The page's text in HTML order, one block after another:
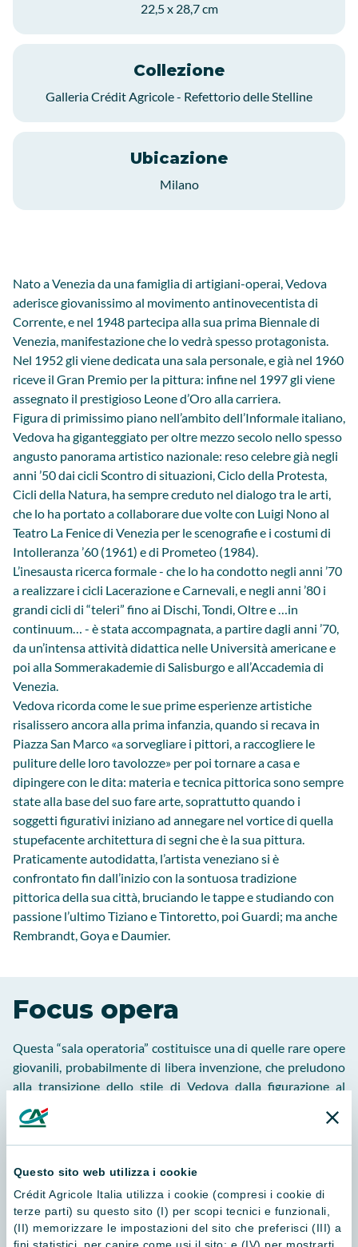
Questo sito web utilizza i cookie
Crédit Agricole Italia utilizza i cookie (compresi i cookie di
terze parti) su questo sito (I) per scopi tecnici e funzionali,
(II) memorizzare le impostazioni del sito che preferisci (III) a
fini statistici, per capire come usi il sito; e (IV) per mostrarti
22,5 x 28,7 cm
Collezione
Galleria Crédit Agricole - Refettorio delle Stelline
Ubicazione
Milano
Nato a Venezia da una famiglia di artigiani-operai, Vedova
aderisce giovanissimo al movimento antinovecentista di
Corrente, e nel 1948 partecipa alla sua prima Biennale di
Venezia, manifestazione che lo vedrà spesso protagonista.
Nel 1952 gli viene dedicata una sala personale, e già nel 1960
riceve il Gran Premio per la pittura: infine nel 1997 gli viene
assegnato il prestigioso Leone d’Oro alla carriera.
Figura di primissimo piano nell’ambito dell’Informale italiano,
Vedova ha giganteggiato per oltre mezzo secolo nello spesso
angusto panorama artistico nazionale: reso celebre già negli
anni ’50 dai cicli Scontro di situazioni, Ciclo della Protesta,
Cicli della Natura, ha sempre creduto nel dialogo tra le arti,
che lo ha portato a collaborare due volte con Luigi Nono al
Teatro La Fenice di Venezia per le scenografie e i costumi di
Intolleranza ’60 (1961) e di Prometeo (1984).
L’inesausta ricerca formale - che lo ha condotto negli anni ’70
a realizzare i cicli Lacerazione e Carnevali, e negli anni ’80 i
grandi cicli di “teleri” fino ai Dischi, Tondi, Oltre e …in
continuum… - è stata accompagnata, a partire dagli anni ’70,
da un’intensa attività didattica nelle Università americane e
poi alla Sommerakademie di Salisburgo e all’Accademia di
Venezia.
Vedova ricorda come le sue prime esperienze artistiche
risalissero ancora alla prima infanzia, quando si recava in
Piazza San Marco «a sorvegliare i pittori, a raccogliere le
puliture delle loro tavolozze» per poi tornare a casa e
dipingere con le dita: materia e tecnica pittorica sono sempre
state alla base del suo fare arte, soprattutto quando i
soggetti figurativi iniziano ad annegare nel vortice di quella
stupefacente architettura di segni che è la sua pittura.
Praticamente autodidatta, l’artista veneziano si è
confrontato fin dall’inizio con la sontuosa tradizione
pittorica della sua città, bruciando le tappe e studiando con
passione l’ultimo Tiziano e Tintoretto, poi Guardi; ma anche
Rembrandt, Goya e Daumier.
Focus opera
Questa “sala operatoria” costituisce una di quelle rare opere
giovanili, probabilmente di libera invenzione, che preludono
alla transizione dello stile di Vedova dalla figurazione al
periodo geometrico (1946-1950). Questo quadretto mostra
già una certa scioltezza nel procedere alla costruzione della
composizione mediante libere architetture di segni, nelle
“spazio agito drammaticamente”, pur mantenendo ancora
labili tracce di figurazione. Si tratta del preludio a quella
pittura fatta solamente di luce, azione e spazio che, articolata
in forme segniche e caratterizzata da una sprezzatura